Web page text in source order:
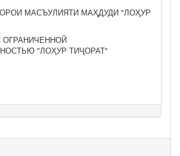
МАСЪУЛИЯТИ МАҲДУДИ "ЛОҲУР
"ЛОҲУР ТИҶОРАТ"